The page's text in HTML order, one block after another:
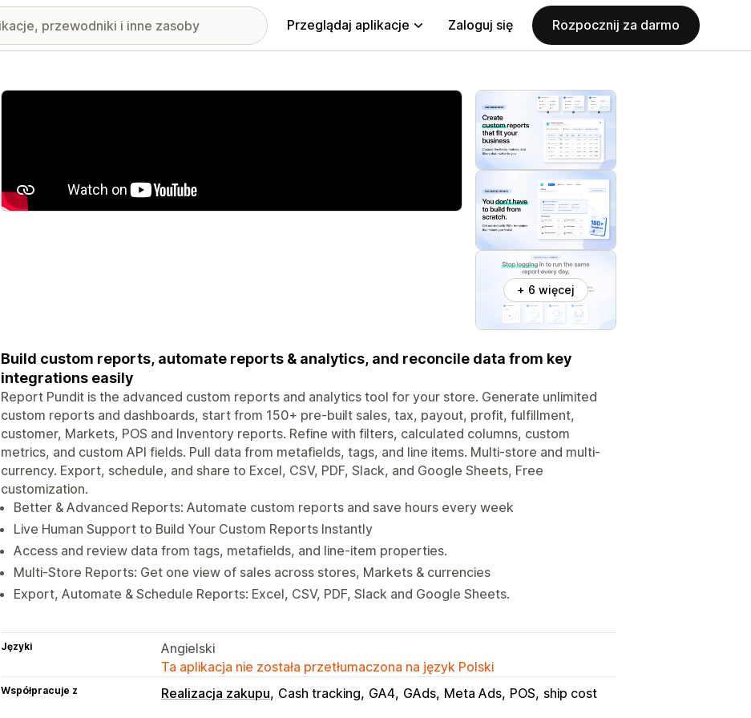
Przeglądaj aplikacje Zaloguj się Rozpocznij za darmo
Wyróżnione obrazy w galerii
+ 6 więcej
Build custom reports, automate reports & analytics, and reconcile data from key
integrations easily
Report Pundit is the advanced custom reports and analytics tool for your store. Generate unlimited
custom reports and dashboards, start from 150+ pre-built sales, tax, payout, profit, fulfillment,
customer, Markets, POS and Inventory reports. Refine with filters, calculated columns, custom
metrics, and custom API fields. Pull data from metafields, tags, and line items. Multi-store and multi-
currency. Export, schedule, and share to Excel, CSV, PDF, Slack, and Google Sheets, Free
customization.
Better & Advanced Reports: Automate custom reports and save hours every week
Live Human Support to Build Your Custom Reports Instantly
Access and review data from tags, metafields, and line-item properties.
Multi-Store Reports: Get one view of sales across stores, Markets & currencies
Export, Automate & Schedule Reports: Excel, CSV, PDF, Slack and Google Sheets.
Języki
Angielski
Ta aplikacja nie została przetłumaczona na język Polski
Współpracuje z Realizacja zakupu Cash tracking GA4 GAds Meta Ads POS ship cost